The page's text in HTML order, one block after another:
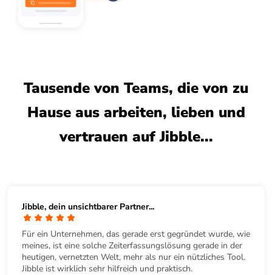
Tausende von Teams, die von zu
Hause aus arbeiten, lieben und
vertrauen auf Jibble...
Jibble, dein unsichtbarer Partner...
Für ein Unternehmen, das gerade erst gegründet wurde, wie
meines, ist eine solche Zeiterfassungslösung gerade in der
heutigen, vernetzten Welt, mehr als nur ein nützliches Tool.
Jibble ist wirklich sehr hilfreich und praktisch.